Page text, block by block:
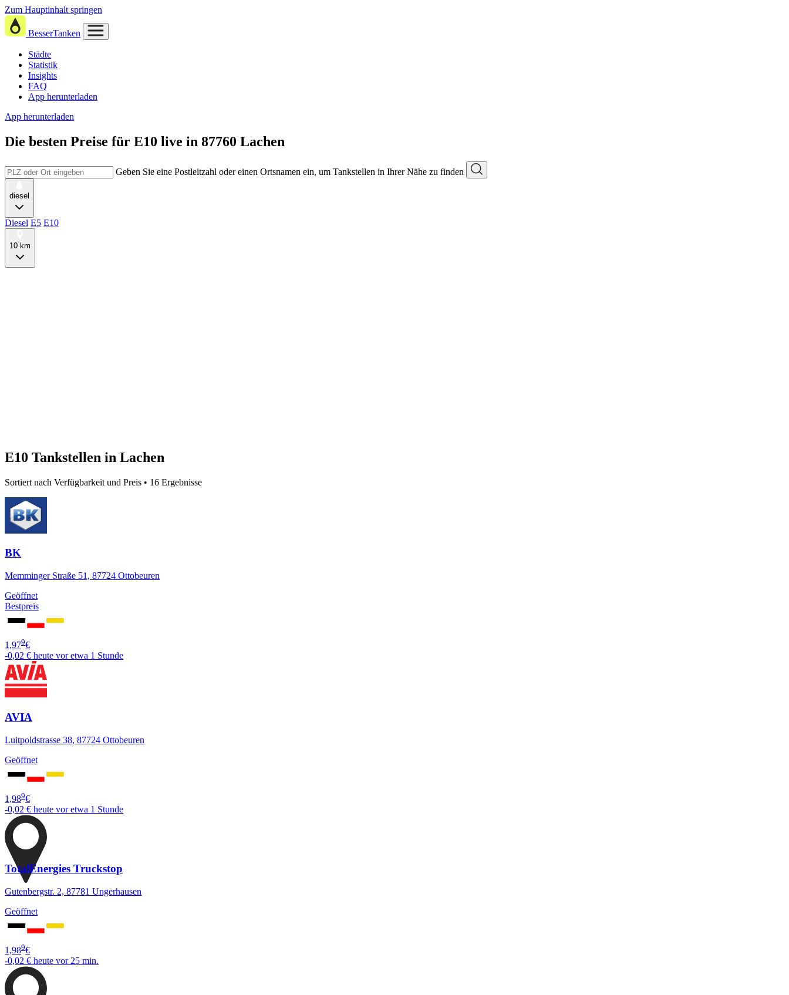
Zum Hauptinhalt springen
BesserTanken
Städte
Statistik
Insights
FAQ
App herunterladen
App herunterladen
Die besten Preise für E10 live in 87760 Lachen
Geben Sie eine Postleitzahl oder einen Ortsnamen ein, um Tankstellen in Ihrer Nähe zu finden
diesel
Diesel E5 E10
10 km
E10 Tankstellen in Lachen
Sortiert nach Verfügbarkeit und Preis • 16 Ergebnisse
BK
Memminger Straße 51, 87724 Ottobeuren
Geöffnet
Bestpreis
1,979€
-0,02 € heute vor etwa 1 Stunde
AVIA
Luitpoldstrasse 38, 87724 Ottobeuren
Geöffnet
1,989€
-0,02 € heute vor etwa 1 Stunde
TotalEnergies Truckstop
Gutenbergstr. 2, 87781 Ungerhausen
Geöffnet
1,989€
-0,02 € heute vor 25 min.